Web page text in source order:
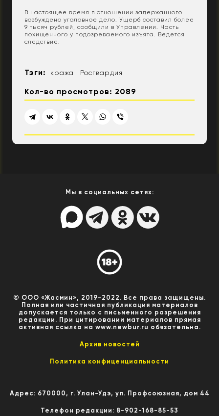
В настоящее время в отношении задержанного
возбуждено уголовное дело. Ущерб составил более
9 тысяч рублей, сообщили в Управлении. Часть
похищенного у подозреваемого изъята. Ведется
следствие.
Тэги: кража Росгвардия
Кол-во просмотров: 2089
Мы в социальных сетях:
© ООО «Жасмин», 2019-2022. Все права защищены.
Полная или частичная публикация материалов
допускается только с письменного разрешения
редакции. При цитировании материалов прямая
активная ссылка на www.newbur.ru обязательна.
Архив новостей
Политика конфиценциальности
Адрес: 670000, г. Улан-Удэ, ул. Профсоюзная, дом 44
Телефон редакции: 8-902-168-85-53